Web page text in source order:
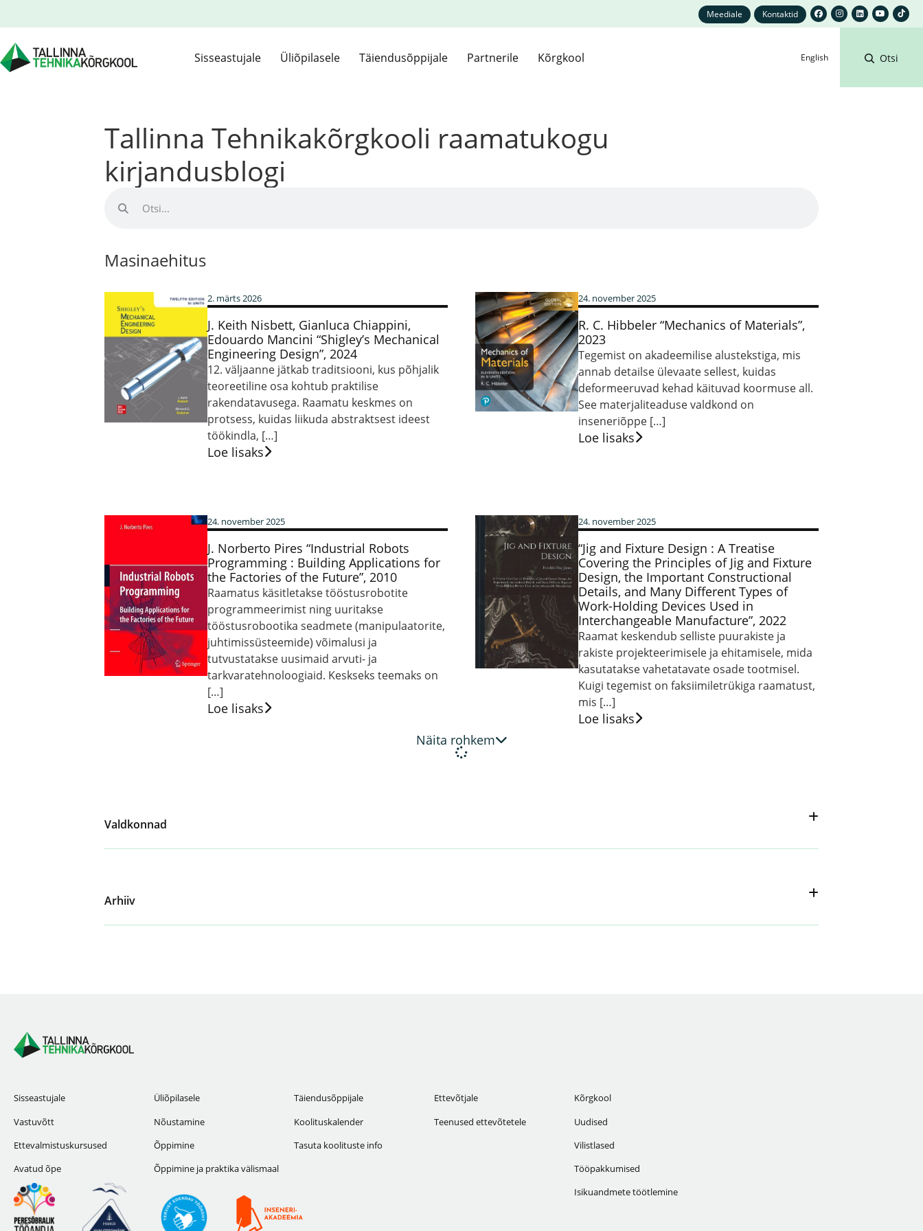
Meediale Kontaktid
Sisseastujale Üliõpilasele Täiendusõppijale Partnerile Kõrgkool English Otsi
Tallinna Tehnikakõrgkooli raamatukogu
kirjandusblogi
Masinaehitus
2. märts 2026
J. Keith Nisbett, Gianluca Chiappini,
Edouardo Mancini “Shigley’s Mechanical
Engineering Design”, 2024
12. väljaanne jätkab traditsiooni, kus põhjalik
teoreetiline osa kohtub praktilise
rakendatavusega. Raamatu keskmes on
protsess, kuidas liikuda abstraktsest ideest
töökindla, […]
Loe lisaks
24. november 2025
R. C. Hibbeler “Mechanics of Materials”,
2023
Tegemist on akadeemilise alustekstiga, mis
annab detailse ülevaate sellest, kuidas
deformeeruvad kehad käituvad koormuse all.
See materjaliteaduse valdkond on
inseneriõppe […]
Loe lisaks
24. november 2025
J. Norberto Pires “Industrial Robots
Programming : Building Applications for
the Factories of the Future”, 2010
Raamatus käsitletakse tööstusrobotite
programmeerimist ning uuritakse
tööstusrobootika seadmete (manipulaatorite,
juhtimissüsteemide) võimalusi ja
tutvustatakse uusimaid arvuti- ja
tarkvaratehnoloogiaid. Keskseks teemaks on
[…]
Loe lisaks
24. november 2025
“Jig and Fixture Design : A Treatise
Covering the Principles of Jig and Fixture
Design, the Important Constructional
Details, and Many Different Types of
Work-Holding Devices Used in
Interchangeable Manufacture”, 2022
Raamat keskendub selliste puurakiste ja
rakiste projekteerimisele ja ehitamisele, mida
kasutatakse vahetatavate osade tootmisel.
Kuigi tegemist on faksiimiletrükiga raamatust,
mis […]
Loe lisaks
Näita rohkem
Valdkonnad
Arhiiv
Sisseastujale
Vastuvõtt
Ettevalmistuskursused
Avatud õpe
Üliõpilasele
Nõustamine
Õppimine
Õppimine ja praktika välismaal
Täiendusõppijale
Koolituskalender
Tasuta koolituste info
Ettevõtjale
Teenused ettevõtetele
Kõrgkool
Uudised
Vilistlased
Tööpakkumised
Isikuandmete töötlemine